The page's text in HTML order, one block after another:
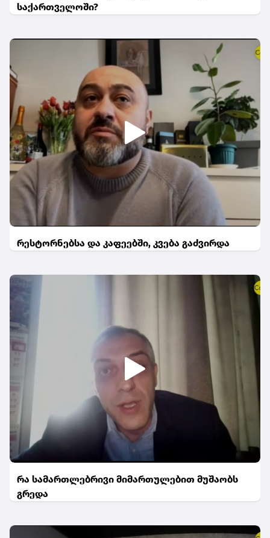
საქართველოში?
რესტორნებსა და კაფეებში, კვება გაძვირდა
რა სამართლებრივი მიმართულებით მუშაობს
გრედა